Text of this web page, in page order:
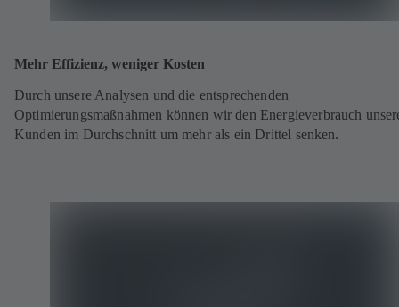
Mehr Effizienz, weniger Kosten
Durch unsere Analysen und die entsprechenden
Optimierungsmaßnahmen können wir den Energieverbrauch
Kunden im Durchschnitt um mehr als ein Drittel senken.